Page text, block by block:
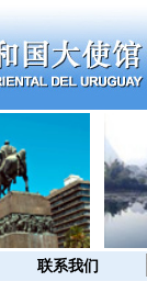
联系我们